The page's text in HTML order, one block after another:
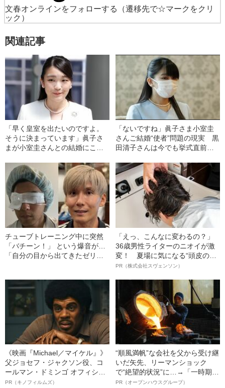
文春オンラインをフォローする
（遷移先で☆マークをクリ
ック）
関連記事
「早く皇室を出たいのですよ。
そうに決まっています」眞子さ
まが小室圭さんとの結婚にこだ
「ないですね」眞子さま小室圭
さんご結婚“使者”問題の現実 黒
田清子さんは今でも挙式直前の
チューブトレーニング中に突然
「バチーン！」 という爆音が…
「自分の目から出てきたゼリー
レーした“サッカー選手”が視覚障
害を負った“恐怖の瞬間”を明かす
「えっ、こんなに変わるの？」
36歳男性ライターのニオイが激
変！ 夏場に気になる“頭皮のニ
オイ”や“ベタつき”を解消す
ト”が生み出した徹底ケアとは
PR（株式会社スヴェンソン）
《映画『Michael／マイケル』》
父ジョセフ・ジャクソン役、コ
ールマン・ドミンゴ オフィシャ
ルインタビュー“観客を魅了した
PR（キノフィルムズ）
“順風満帆”な会社を父から受け継
いだ矢先、リーマンショック
で“絶望的状況”に…→「一時期は
納品3年待ち」のヒット商品を生
PR（オープンハウスグループ）